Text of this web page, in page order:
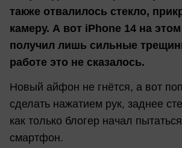
также отвалилось стекло,
камеру. А вот iPhone 14 на
получил лишь сильные
работе это не сказалось.
Новый айфон не гнётся, а вот
сделать нажатием рук, заднее
как только блогер начал
смартфон.